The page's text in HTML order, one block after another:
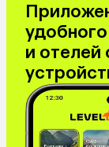
и отелей